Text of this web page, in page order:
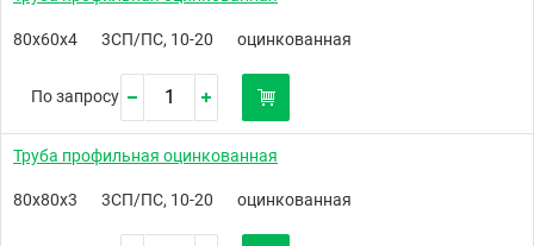
80х60х4 3СП/ПС, 10-20 оцинкованная
По запросу
Труба профильная оцинкованная
80х80х3 3СП/ПС, 10-20 оцинкованная